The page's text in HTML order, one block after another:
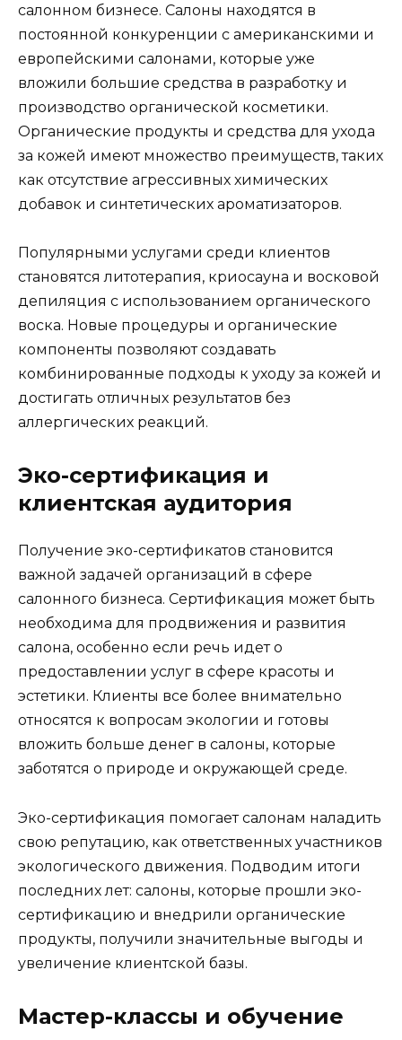
салонном бизнесе. Салоны находятся в
постоянной конкуренции с американскими и
европейскими салонами, которые уже
вложили большие средства в разработку и
производство органической косметики.
Органические продукты и средства для ухода
за кожей имеют множество преимуществ, таких
как отсутствие агрессивных химических
добавок и синтетических ароматизаторов.
Популярными услугами среди клиентов
становятся литотерапия, криосауна и восковой
депиляция с использованием органического
воска. Новые процедуры и органические
компоненты позволяют создавать
комбинированные подходы к уходу за кожей и
достигать отличных результатов без
аллергических реакций.
Эко-сертификация и
клиентская аудитория
Получение эко-сертификатов становится
важной задачей организаций в сфере
салонного бизнеса. Сертификация может быть
необходима для продвижения и развития
салона, особенно если речь идет о
предоставлении услуг в сфере красоты и
эстетики. Клиенты все более внимательно
относятся к вопросам экологии и готовы
вложить больше денег в салоны, которые
заботятся о природе и окружающей среде.
Эко-сертификация помогает салонам наладить
свою репутацию, как ответственных участников
экологического движения. Подводим итоги
последних лет: салоны, которые прошли эко-
сертификацию и внедрили органические
продукты, получили значительные выгоды и
увеличение клиентской базы.
Мастер-классы и обучение